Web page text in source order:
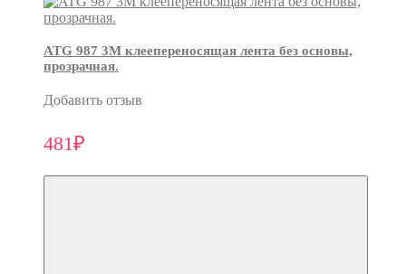
ATG 987 3М клеепереносящая лента без основы,
прозрачная.
Добавить отзыв
481₽